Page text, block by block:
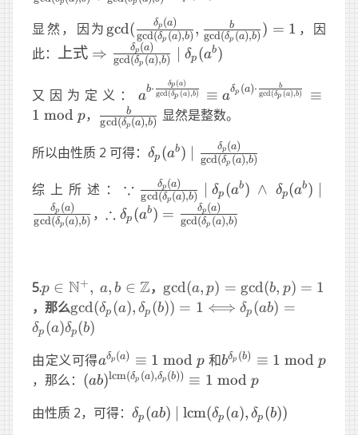
\Rightarrow
\frac{\delta_p(a)}
{\gcd(\delta_p(a),
b)}\mid \frac{b}
{\gcd(\delta_p(a),
b)}\cdot\delta_p(a^b)
p p
显然，因为 \gcd(\frac{\delta_p(a)}
{\gcd(\delta_p(a), b)},
\frac{b}
{\gcd(\delta_p(a),
b)})=1
gcd( gcd(δp (a),b)
δp (a) , gcd(δp (a),b)
b ) = 1 ，因
此：
上式\Rightarrow
\frac{\delta_p(a)}
{\gcd(\delta_p(a),
b)}\mid\delta_p(a^b)
上式 ⇒ gcd(δp (a),b)
δp (a) δp (ab)
又因为定义：
a^{b\cdot\frac{\delta_p(a)}
{\gcd(\delta_p(a),
b)}}\equiv
a^{\delta_p(a)\cdot\frac{b}
{\gcd(\delta_p(a), b)}}
\equiv 1\ \text{mod}\ p
a
b⋅ gcd(δp (a),b)
δp (a)
≡ a
δp (a)⋅ gcd(δp (a),b)
b
≡
1 mod p， \frac{b}
{\gcd(\delta_p(a),
b)}
gcd(δp (a),b)
b 显然是整数。
所以由性质 2 可得：
{\gcd(\delta_p(a), b)}
δp (ab) gcd(δp (a),b)
δp (a)
综上所述：\because
{\gcd(\delta_p(a),
b)}\mid\delta_p(a^b)\
∵ gcd(δp (a),b)
δp (a) δp (ab) ∧ δp(ab)
gcd(δp (a),b)
δp (a) ，
\therefore
\delta_p(a^b)=\frac{\delta_p(a)}
∴ δp (ab) = gcd(δp (a),b)
δp (a)
5.p \in
\N^+,\
a,
b\in\Z
p ∈ N+, a, b ∈ Z， \gcd(a,
p) =
gcd(a, p) = gcd(b, p) = 1
，那么\gcd(\delta_p(a),\delta_p(b))=1
gcd(δp (a), δp (b)) = 1 \iff
⟺ δp (ab) =
δp (a)δp(b)
由定义可得a^{\delta_p(a)}\equiv1\
\text{mod}\ p
aδp (a) ≡ 1 mod p 和
\text{mod}\ p
bδp (b) ≡ 1 mod p
，那么： (ab)^{\text{lcm}
\text{mod}\ p
(ab)lcm(δp (a),δp (b)) ≡ 1 mod p
由性质 2，可得： \delta_p(ab)\mid\text{lcm}
δp (ab) lcm(δp (a), δp (b))